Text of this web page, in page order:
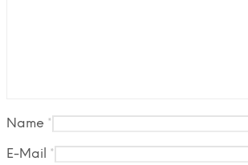
Name *
E-Mail *